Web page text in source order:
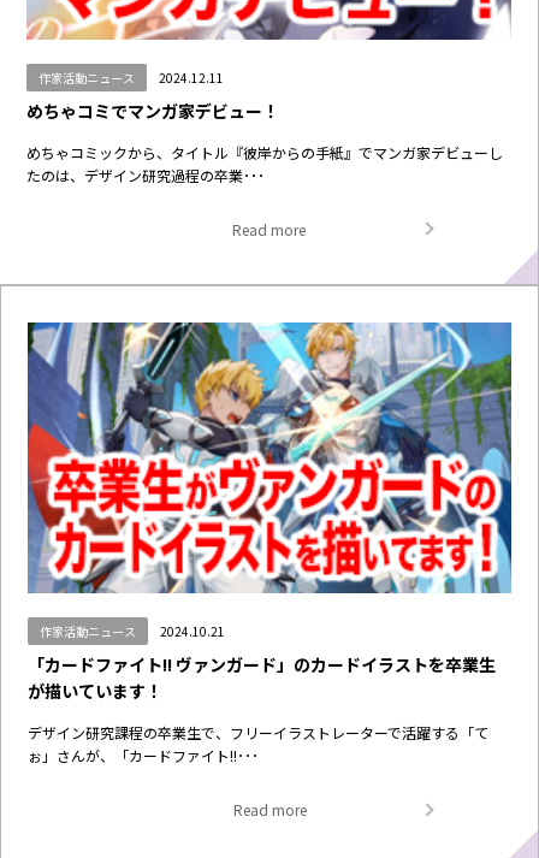
作家活動ニュース 2024.12.11
めちゃコミでマンガ家デビュー！
めちゃコミックから、タイトル『彼岸からの手紙』でマンガ家デビューし
たのは、デザイン研究過程の卒業･･･
Read more
作家活動ニュース 2024.10.21
「カードファイト!! ヴァンガード」のカードイラストを卒業生
が描いています！
デザイン研究課程の卒業生で、フリーイラストレーターで活躍する「て
ぉ」さんが、「カードファイト!!･･･
Read more